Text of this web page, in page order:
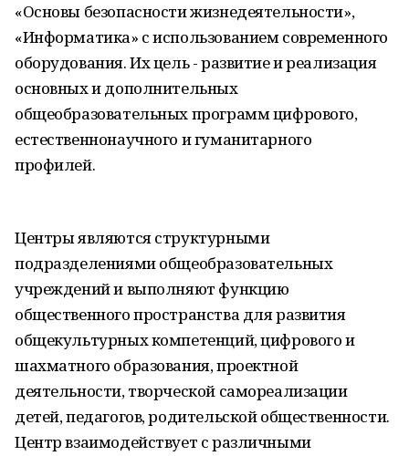
«Основы безопасности жизнедеятельности»,
«Информатика» с использованием современного
оборудования. Их цель - развитие и реализация
основных и дополнительных
общеобразовательных программ цифрового,
естественнонаучного и гуманитарного
профилей.
Центры являются структурными
подразделениями общеобразовательных
учреждений и выполняют функцию
общественного пространства для развития
общекультурных компетенций, цифрового и
шахматного образования, проектной
деятельности, творческой самореализации
детей, педагогов, родительской общественности.
Центр взаимодействует с различными